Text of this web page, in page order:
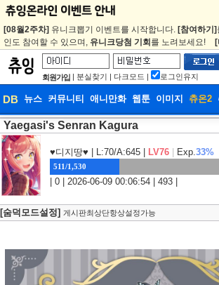
[08월2주차] 유니크뽑기 이벤트를 시작합니다. [참여하기]
인도 참여할 수 있으며, 유니크당첨 기회 를 노려보세요!
회원가입 | 분실찾기 | 다크모드 | 로그인유지
DB 뉴스 커뮤니티 애니만화 웹툰 이미지 츄온2
DB 뉴스
웹툰 이미지 츄온2
Yaegasi's Senran Kagura
♥디지땅♥ | L:70/A:645 | LV76 Exp.33%
511/1,530
| 0 | 2026-06-09 00:06:54 | 493 |
[숨덕모드설정] 게시판최상단항상설정가능